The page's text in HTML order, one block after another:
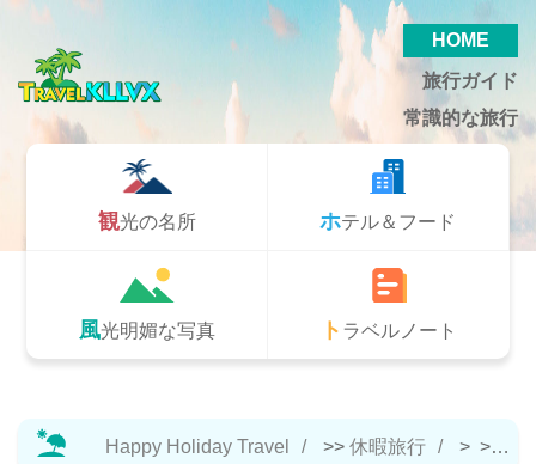
HOME
旅行ガイド
常識的な旅行
観光の名所 ホテル＆フード
風光明媚な写真 トラベルノート
Happy Holiday Travel >> 休暇旅行 > >> ト